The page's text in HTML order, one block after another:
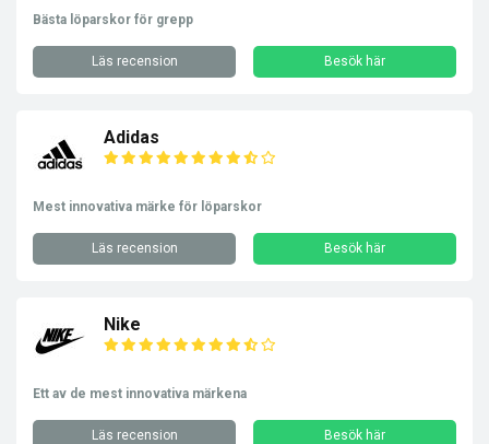
Bästa löparskor för grepp
Läs recension Besök här
Adidas
Mest innovativa märke för löparskor
Läs recension Besök här
Nike
Ett av de mest innovativa märkena
Läs recension Besök här